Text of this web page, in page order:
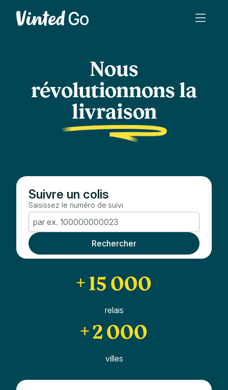
Nous
révolutionnons la
livraison
Suivre un colis
Saisissez le numéro de suivi
Rechercher
+ 15 000
relais
+ 2 000
villes